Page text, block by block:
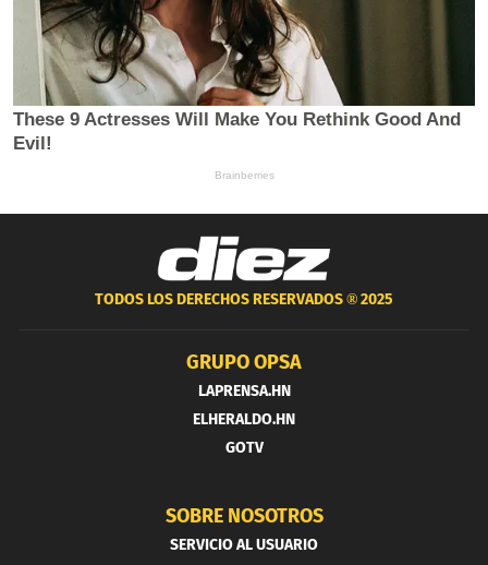
TODOS LOS DERECHOS RESERVADOS ®2025
GRUPO OPSA
LAPRENSA.HN
ELHERALDO.HN
GOTV
SOBRE NOSOTROS
SERVICIO AL USUARIO